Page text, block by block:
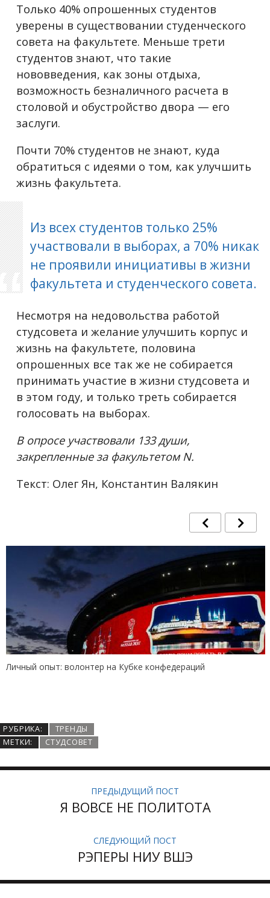
Только 40% опрошенных студентов
уверены в существовании студенческого
совета на факультете. Меньше трети
студентов знают, что такие
нововведения, как зоны отдыха,
возможность безналичного расчета в
столовой и обустройство двора — его
заслуги.
Почти 70% студентов не знают, куда
обратиться с идеями о том, как улучшить
жизнь факультета.
Из всех студентов только 25%
участвовали в выборах, а 70% никак
не проявили инициативы в жизни
факультета и студенческого совета.
Несмотря на недовольства работой
студсовета и желание улучшить корпус и
жизнь на факультете, половина
опрошенных все так же не собирается
принимать участие в жизни студсовета и
в этом году, и только треть собирается
голосовать на выборах.
В опросе участвовали 133 души,
закрепленные за факультетом N.
Текст: Олег Ян, Константин Валякин
Личный опыт: волонтер на Кубке конфедераций
РУБРИКА:
ТРЕНДЫ
МЕТКИ:
СТУДСОВЕТ
ПРЕДЫДУЩИЙ ПОСТ
Я ВОВСЕ НЕ ПОЛИТОТА
СЛЕДУЮЩИЙ ПОСТ
РЭПЕРЫ НИУ ВШЭ